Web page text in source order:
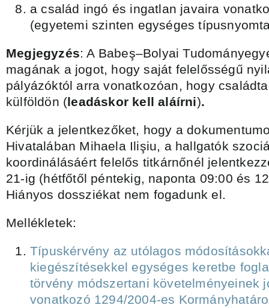
a család ingó és ingatlan javaira
(egyetemi szinten egységes
Megjegyzés: A Babeş–Bolyai
magának a jogot, hogy saját felelősségű
pályázóktól arra vonatkozóan, hogy
külföldön (leadáskor kell aláírni).
Kérjük a jelentkezőket, hogy a
Hivatalában Mihaela Ilişiu, a hallgatók
koordinálásáért felelős titkárnőnél
21-ig (hétfőtől péntekig, naponta 09:00 és
Hiányos dossziékat nem fogadunk el.
Mellékletek:
Típuskérvény az utólagos
kiegészítésekkel egységes keretbe
törvény módszertani követelményeinek
vonatkozó 1294/2004-es